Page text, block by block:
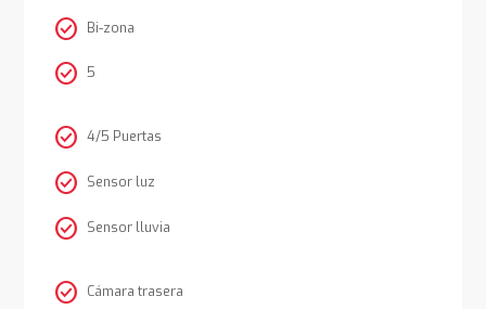
check_circle Bi-zona
check_circle 5
check_circle 4/5 Puertas
check_circle Sensor luz
check_circle Sensor lluvia
check_circle Cámara trasera